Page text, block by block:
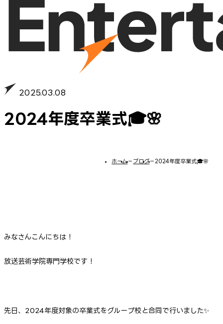
2025.03.08
2024年度卒業式🎓🌸
ホーム− ブログ−2024年度卒業式🎓🌸
みなさんこんにちは！
放送芸術学院専門学校です！
先日、2024年度対象の卒業式をグループ校と合同で行いました✨